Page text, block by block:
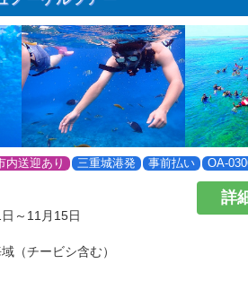
内送迎あり 三重城港発 事前払い OA-
～11月15日
（チービシ含む）
詳